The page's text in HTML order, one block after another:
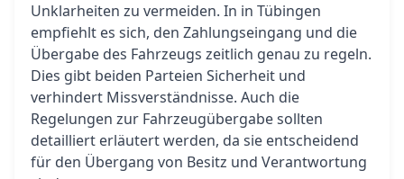
Unklarheiten zu vermeiden. In in Tübingen
empfiehlt es sich, den Zahlungseingang und die
Übergabe des Fahrzeugs zeitlich genau zu regeln.
Dies gibt beiden Parteien Sicherheit und
verhindert Missverständnisse. Auch die
Regelungen zur Fahrzeugübergabe sollten
detailliert erläutert werden, da sie entscheidend
für den Übergang von Besitz und Verantwortung